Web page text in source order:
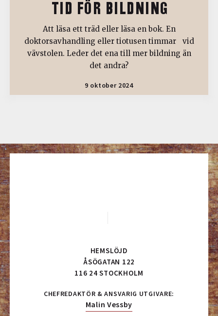
TID FÖR BILDNING
Att läsa ett träd eller läsa en bok. En
doktorsavhandling eller tiotusen timmar vid
vävstolen. Leder det ena till mer bildning än
det andra?
9 oktober 2024
HEMSLÖJD
ÅSÖGATAN 122
116 24 STOCKHOLM
CHEFREDAKTÖR & ANSVARIG UTGIVARE:
Malin Vessby